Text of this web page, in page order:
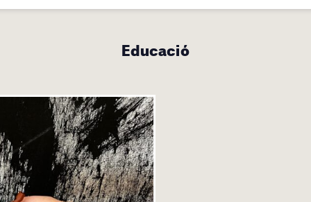
Educació